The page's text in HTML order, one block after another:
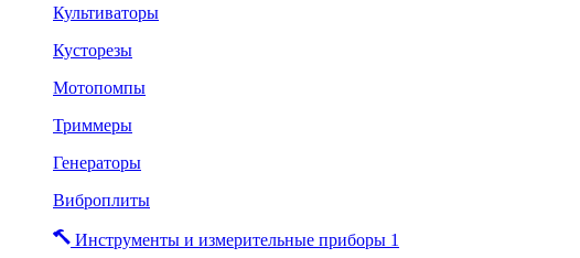
Культиваторы
Кусторезы
Мотопомпы
Триммеры
Генераторы
Виброплиты
Инструменты и измерительные приборы 1